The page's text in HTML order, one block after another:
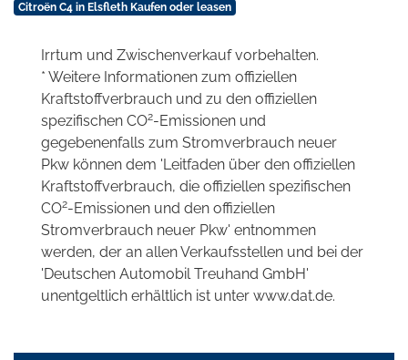
Citroën C4 in Elsfleth Kaufen oder leasen
Irrtum und Zwischenverkauf vorbehalten.
* Weitere Informationen zum offiziellen
Kraftstoffverbrauch und zu den offiziellen
spezifischen CO2-Emissionen und
gegebenenfalls zum Stromverbrauch neuer
Pkw können dem 'Leitfaden über den offiziellen
Kraftstoffverbrauch, die offiziellen spezifischen
CO2-Emissionen und den offiziellen
Stromverbrauch neuer Pkw' entnommen
werden, der an allen Verkaufsstellen und bei der
'Deutschen Automobil Treuhand GmbH'
unentgeltlich erhältlich ist unter www.dat.de.